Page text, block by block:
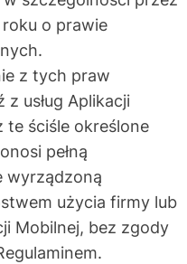
o prawie
z tych praw
z usług Aplikacji
te ściśle określone
pełną
wyrządzoną
użycia firmy lub
Mobilnej, bez zgody